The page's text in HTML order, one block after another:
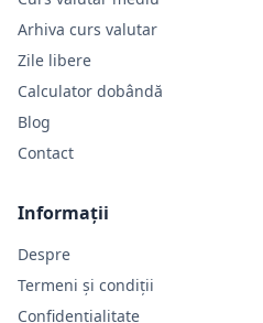
Arhiva curs valutar
Zile libere
Calculator dobândă
Blog
Contact
Informații
Despre
Termeni și condiții
Confidențialitate